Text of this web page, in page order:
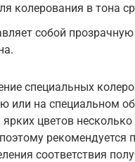
колерования в тона
собой
специальных
или на специальном
цветов
соответствия